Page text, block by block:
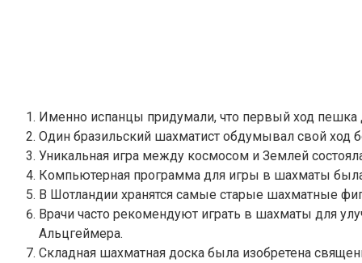
Именно испанцы придумали, что первый ход пешка
Один бразильский шахматист обдумывал свой ход
Уникальная игра между космосом и Землей
Компьютерная программа для игры в шахматы была
В Шотландии хранятся самые старые шахматные
Врачи часто рекомендуют играть в шахматы для
Альцгеймера.
Складная шахматная доска была изобретена